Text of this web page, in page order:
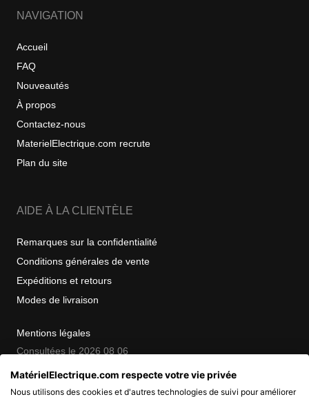
NAVIGATION
Accueil
FAQ
Nouveautés
À propos
Contactez-nous
MaterielElectrique.com recrute
Plan du site
AIDE À LA CLIENTÈLE
Remarques sur la confidentialité
Conditions générales de vente
Expéditions et retours
Modes de livraison
Mentions légales
Consultées le 2026 08 06
MatérielElectrique.com respecte votre vie privée
Nous utilisons des cookies et d'autres technologies de suivi pour améliorer